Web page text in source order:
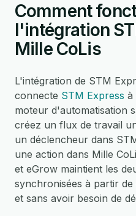
Comment
l'intégration
Mille CoLis
L'intégration de STM
connecte STM Express à
moteur d'automatisation
créez un flux de travail
un déclencheur dans
une action dans Mille
et eGrow maintient les
synchronisées à partir
et sans avoir besoin de